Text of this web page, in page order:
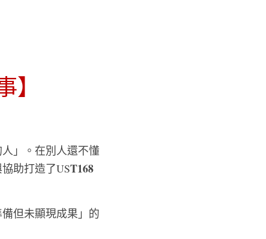
」。在別人還不懂
助打造了UST168
但未顯現成果」的